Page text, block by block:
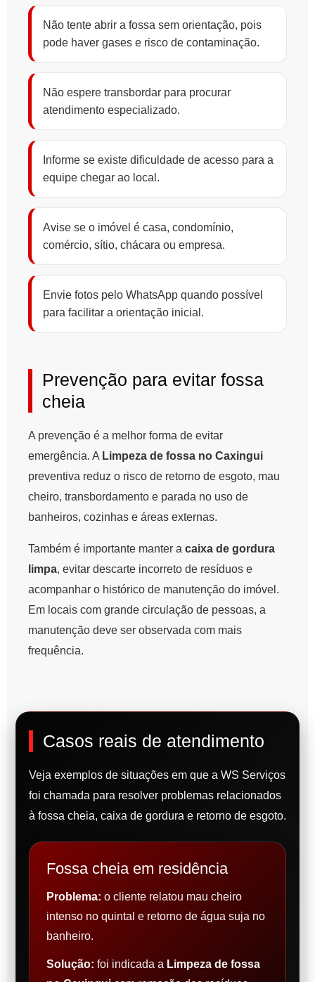
Não tente abrir a fossa sem orientação, pois
pode haver gases e risco de contaminação.
Não espere transbordar para procurar
atendimento especializado.
Informe se existe dificuldade de acesso para a
equipe chegar ao local.
Avise se o imóvel é casa, condomínio,
comércio, sítio, chácara ou empresa.
Envie fotos pelo WhatsApp quando possível
para facilitar a orientação inicial.
Prevenção para evitar fossa
cheia
A prevenção é a melhor forma de evitar
emergência. A Limpeza de fossa no Caxingui
preventiva reduz o risco de retorno de esgoto, mau
cheiro, transbordamento e parada no uso de
banheiros, cozinhas e áreas externas.
Também é importante manter a caixa de gordura
limpa, evitar descarte incorreto de resíduos e
acompanhar o histórico de manutenção do imóvel.
Em locais com grande circulação de pessoas, a
manutenção deve ser observada com mais
frequência.
Casos reais de atendimento
Veja exemplos de situações em que a WS Serviços
foi chamada para resolver problemas relacionados
à fossa cheia, caixa de gordura e retorno de esgoto.
Fossa cheia em residência
Problema: o cliente relatou mau cheiro
intenso no quintal e retorno de água suja no
banheiro.
Solução: foi indicada a Limpeza de fossa